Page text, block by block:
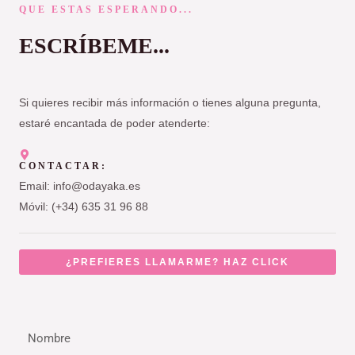
QUE ESTAS ESPERANDO...
ESCRÍBEME...
Si quieres recibir más información o tienes alguna pregunta,
estaré encantada de poder atenderte:
CONTACTAR:
Email: info@odayaka.es
Móvil: (+34) 635 31 96 88
¿PREFIERES LLAMARME? HAZ CLICK
Nombre